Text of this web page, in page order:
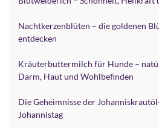
Nachtkerzenblüten – die goldenen
entdecken
Kräuterbuttermilch für Hunde –
Darm, Haut und Wohlbefinden
Die Geheimnisse der
Johannistag